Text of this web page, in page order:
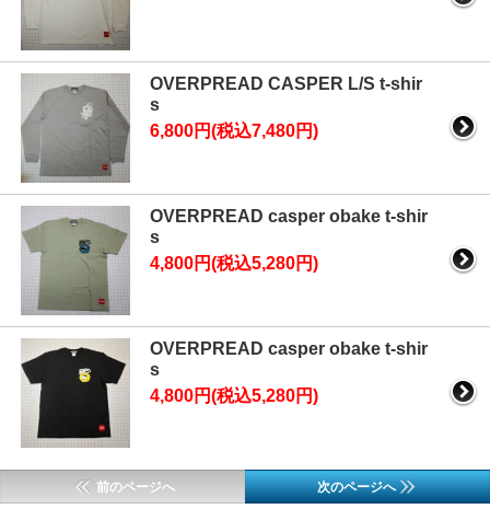
OVERPREAD CASPER L/S t-shir
s
6,800円(税込7,480円)
OVERPREAD casper obake t-shir
s
4,800円(税込5,280円)
OVERPREAD casper obake t-shir
s
4,800円(税込5,280円)
前のページへ 次のページへ